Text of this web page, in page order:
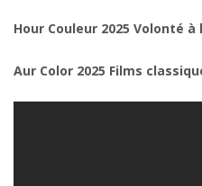
Hour Couleur 2025 Volonté à
Aur Color 2025 Films